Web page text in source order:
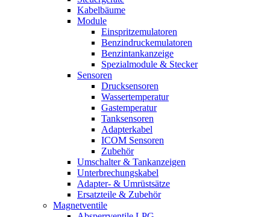
Kabelbäume
Module
Einspritzemulatoren
Benzindruckemulatoren
Benzintankanzeige
Spezialmodule & Stecker
Sensoren
Drucksensoren
Wassertemperatur
Gastemperatur
Tanksensoren
Adapterkabel
ICOM Sensoren
Zubehör
Umschalter & Tankanzeigen
Unterbrechungskabel
Adapter- & Umrüstsätze
Ersatzteile & Zubehör
Magnetventile